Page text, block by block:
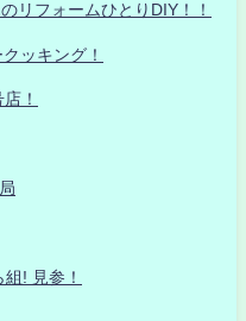
リフォームひとりDIY！！
ッキング！
！
! 見参！